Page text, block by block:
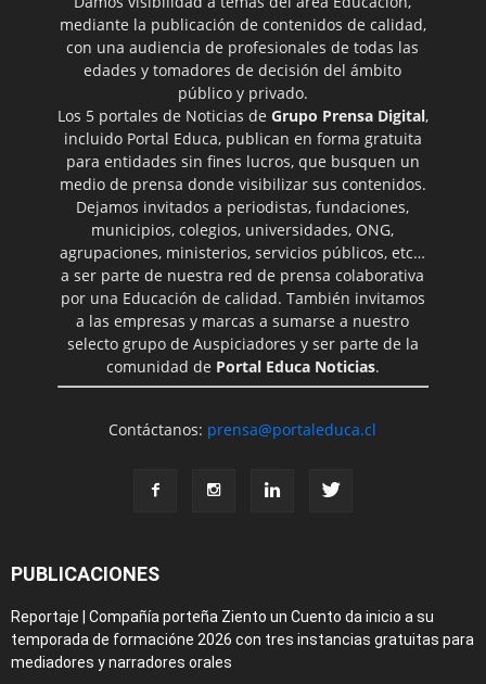
mediante la publicación de contenidos de calidad,
con una audiencia de profesionales de todas las
edades y tomadores de decisión del ámbito
público y privado.
Los 5 portales de Noticias de Grupo Prensa Digital,
incluido Portal Educa, publican en forma gratuita
para entidades sin fines lucros, que busquen un
medio de prensa donde visibilizar sus contenidos.
Dejamos invitados a periodistas, fundaciones,
municipios, colegios, universidades, ONG,
agrupaciones, ministerios, servicios públicos, etc…
a ser parte de nuestra red de prensa colaborativa
por una Educación de calidad. También invitamos
a las empresas y marcas a sumarse a nuestro
selecto grupo de Auspiciadores y ser parte de la
comunidad de Portal Educa Noticias.
Contáctanos: prensa@portaleduca.cl
PUBLICACIONES
Reportaje | Compañía porteña Ziento un Cuento da inicio a su
temporada de formacióne 2026 con tres instancias gratuitas para
mediadores y narradores orales